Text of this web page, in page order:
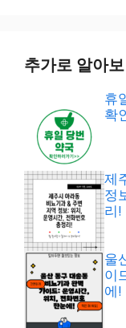
추가로 알아
휴
확
제
정
리!
울
이
에!